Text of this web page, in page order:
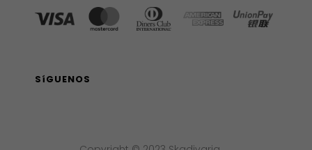
SíGUENOS